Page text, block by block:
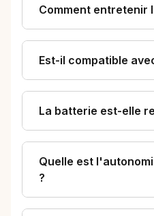
Comment entretenir
Est-il compatible
La batterie est-elle
Quelle est
?